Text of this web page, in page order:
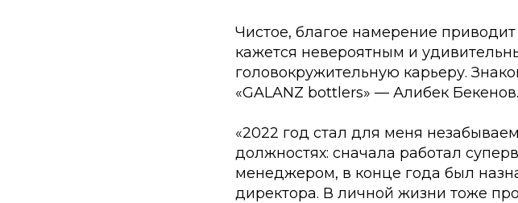
Чистое, благое намерение приводит
кажется невероятным и
головокружительную карьеру.
«GALANZ bottlers» — Алибек Бекенов.
«2022 год стал для меня
должностях: сначала работал
менеджером, в конце года был
директора. В личной жизни тоже